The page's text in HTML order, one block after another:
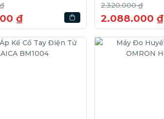
₫
2.320.000 ₫
2.088.000 ₫